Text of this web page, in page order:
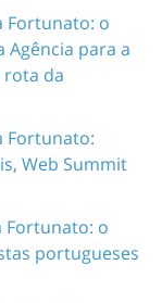
Fortunato: o
Agência para a
rota da
Fortunato:
Web Summit
Fortunato: o
portugueses